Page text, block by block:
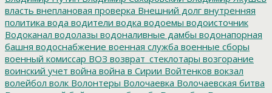
власть внеплановая проверка Внешний долг внутренняя
политика вода водители водка водоемы водоисточник
Водоканал водолазы водоналивные дамбы водонапорная
башня водоснабжение военная служба военные сборы
военный комиссар ВОЗ возврат_стеклотары возгорание
воинский учет война война в Сирии Войтенков вокзал
волейбол волк Волонтеры Волочаевка Волочаевская битва